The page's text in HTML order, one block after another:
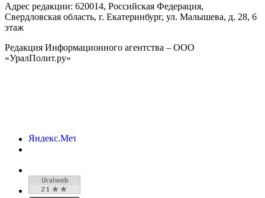
Адрес редакции: 620014, Российская Федерация,
Свердловская область, г. Екатеринбург, ул. Малышева, д. 28, 6
этаж
Редакция Информационного агентства – ООО
«УралПолит.ру»